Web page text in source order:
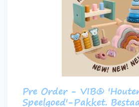
Pre Order - VIB®
Speelgoed'-Pakket.